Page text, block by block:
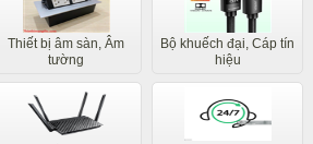
Thiết bị âm sàn, Âm
tường
Bộ khuếch đại, Cáp tín
hiệu